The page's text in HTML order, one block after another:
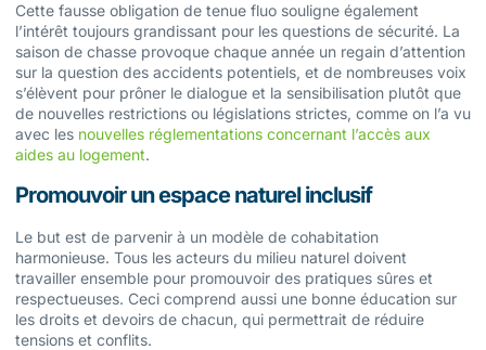
Cette fausse obligation de tenue fluo souligne également
l’intérêt toujours grandissant pour les questions de sécurité. La
saison de chasse provoque chaque année un regain d’attention
sur la question des accidents potentiels, et de nombreuses voix
s’élèvent pour prôner le dialogue et la sensibilisation plutôt que
de nouvelles restrictions ou législations strictes, comme on l’a vu
avec les nouvelles réglementations concernant l’accès aux
aides au logement.
Promouvoir un espace naturel inclusif
Le but est de parvenir à un modèle de cohabitation
harmonieuse. Tous les acteurs du milieu naturel doivent
travailler ensemble pour promouvoir des pratiques sûres et
respectueuses. Ceci comprend aussi une bonne éducation sur
les droits et devoirs de chacun, qui permettrait de réduire
tensions et conflits.